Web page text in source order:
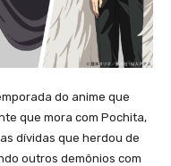
do anime que
que mora com Pochita,
dívidas que herdou de
outros demônios com